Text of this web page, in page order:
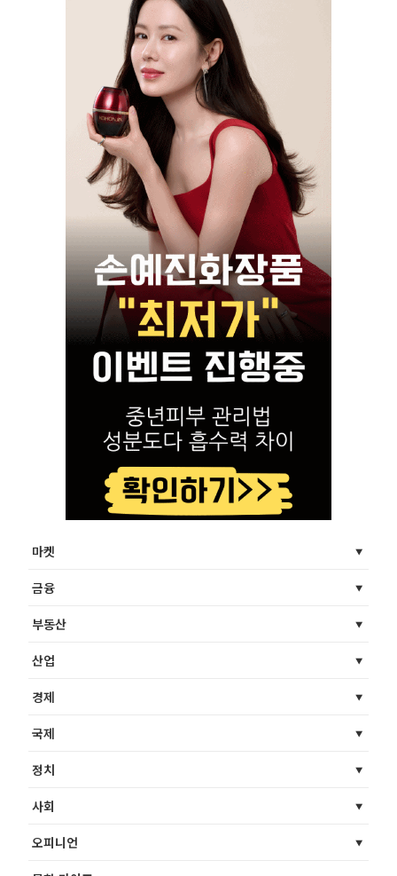
마켓
금융
부동산
산업
경제
국제
정치
사회
오피니언